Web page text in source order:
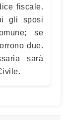
fiscale.
gli sposi
se
due.
sarà